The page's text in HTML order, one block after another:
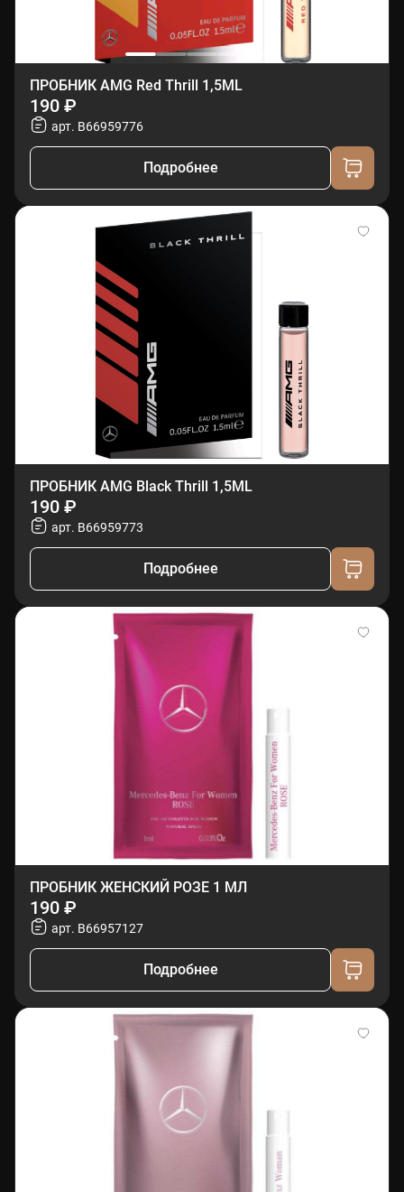
ПРОБНИК AMG Red Thrill 1,5ML
190 ₽
арт. B66959776
Подробнее
ПРОБНИК AMG Black Thrill 1,5ML
190 ₽
арт. B66959773
Подробнее
ПРОБНИК ЖЕНСКИЙ РОЗЕ 1 МЛ
190 ₽
арт. B66957127
Подробнее